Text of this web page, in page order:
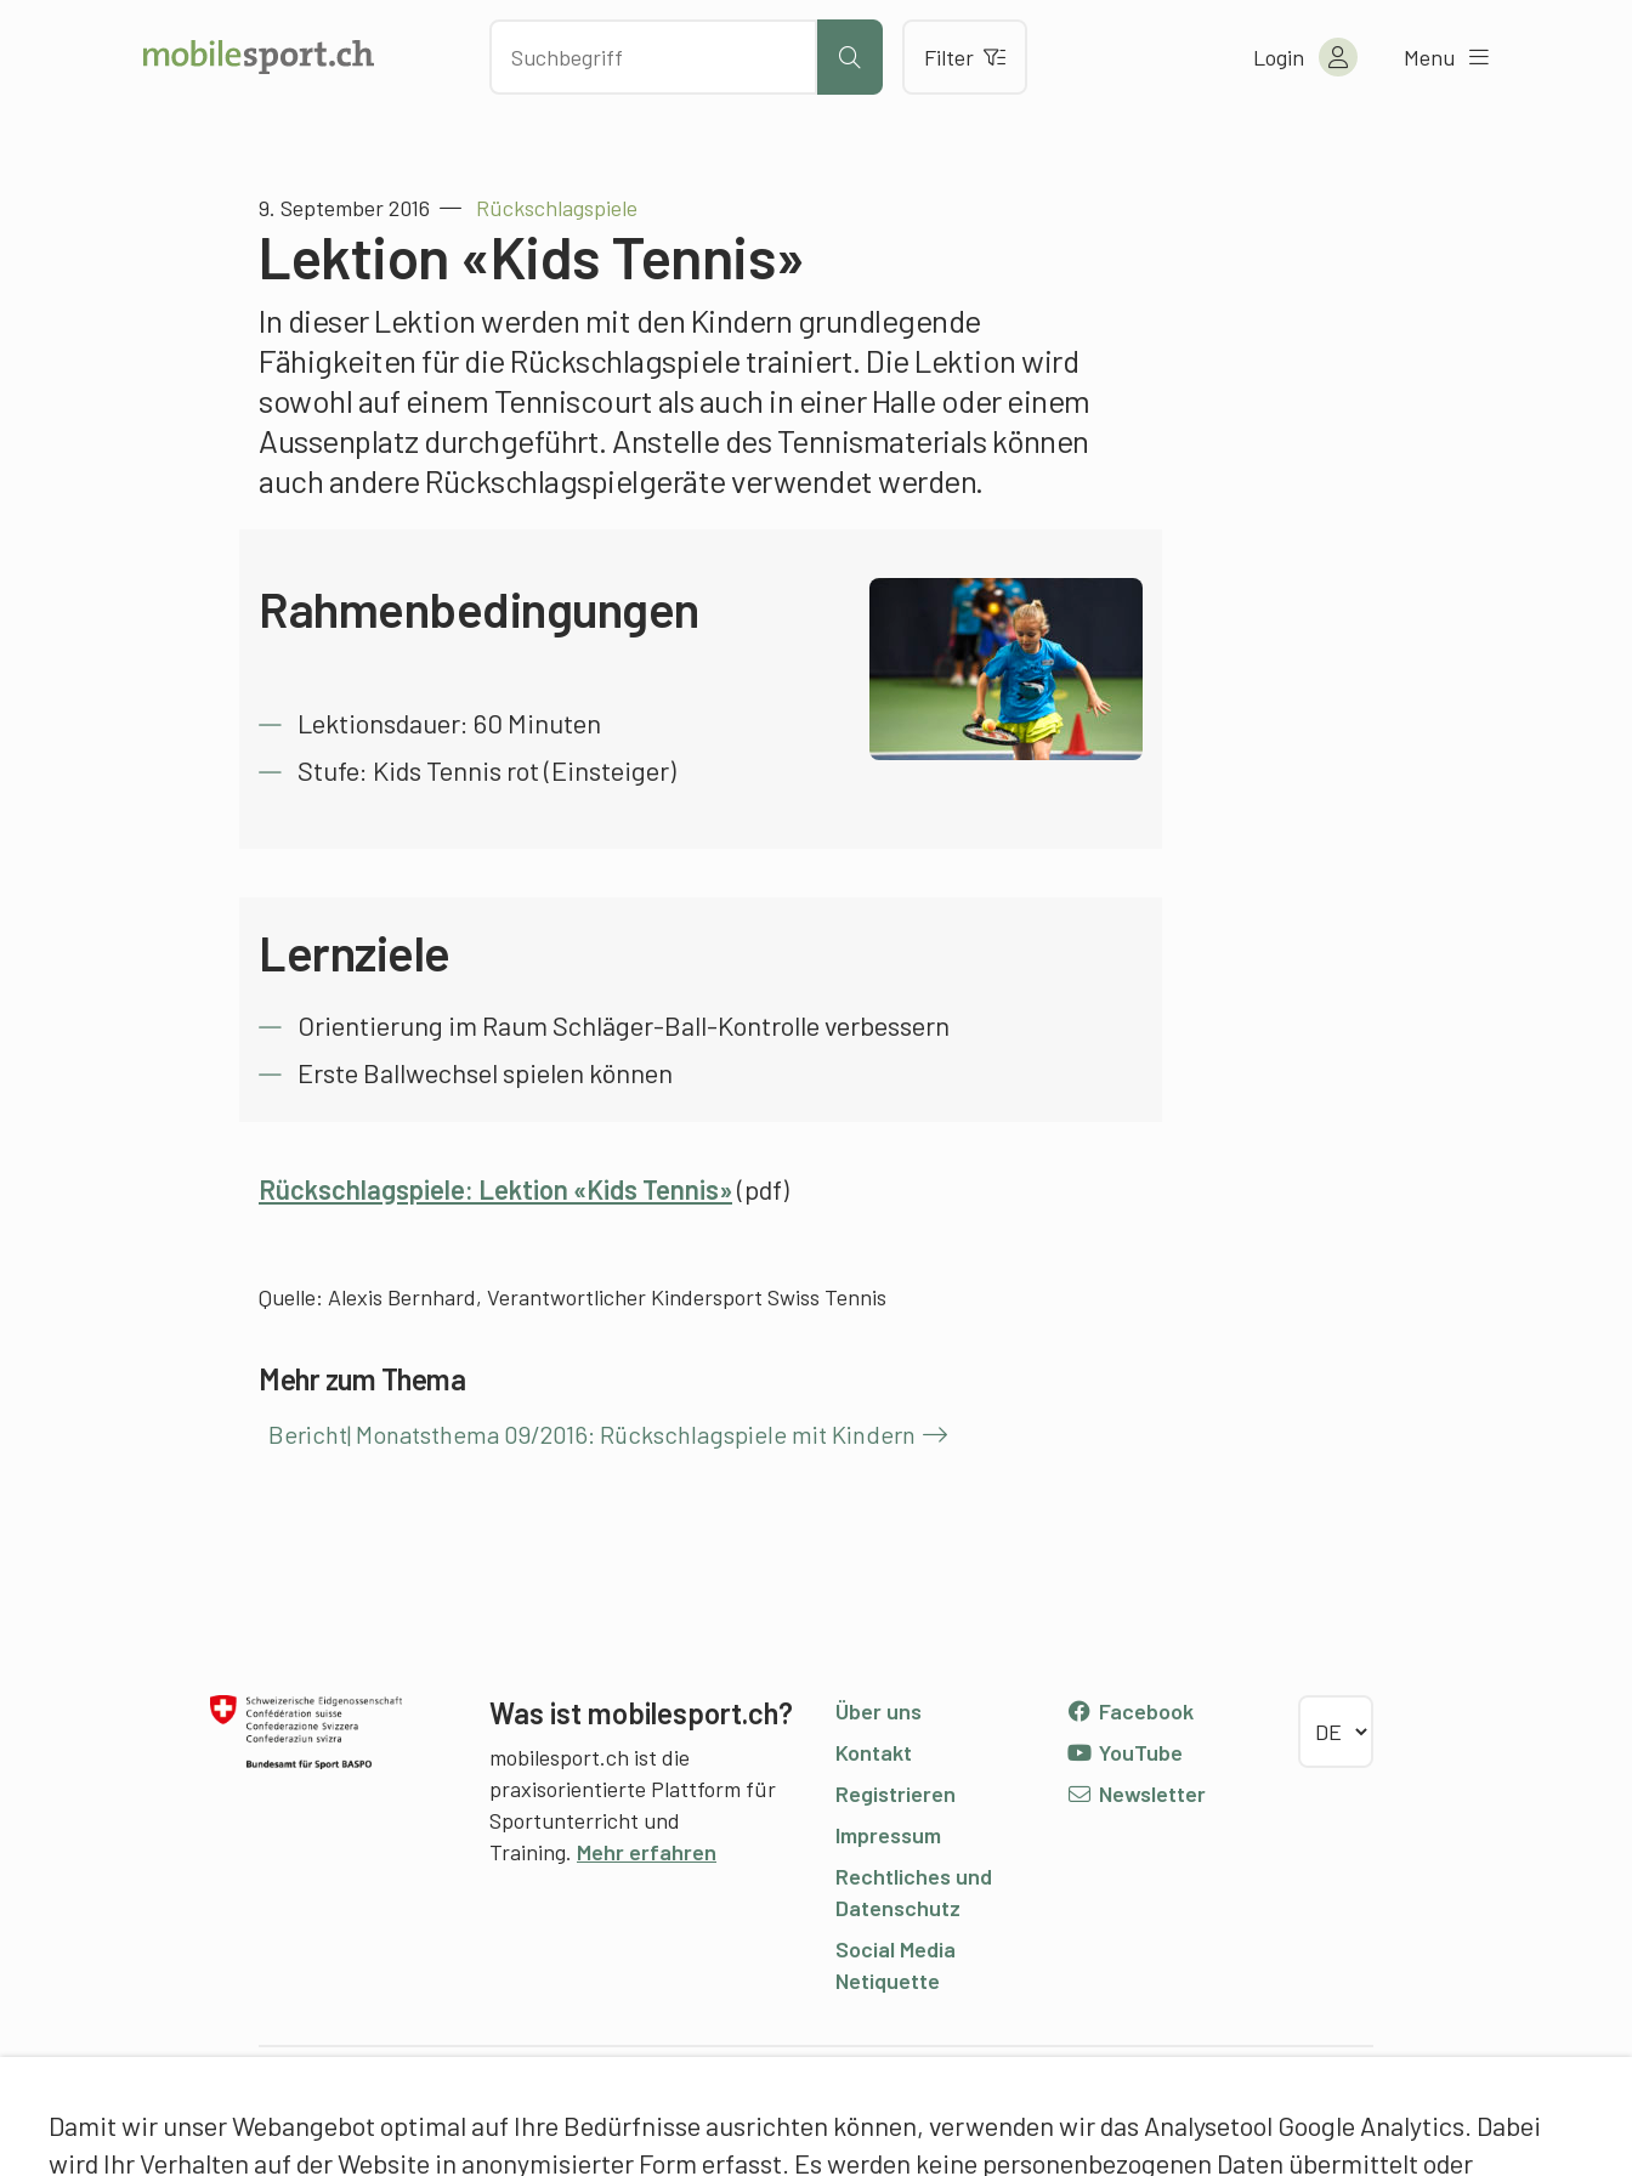
Damit wir unser Webangebot optimal auf Ihre Bedürfnisse ausrichten können, verwenden wir das Analysetool Google Analytics. Dabei
wird Ihr Verhalten auf der Website in anonymisierter Form erfasst. Es werden keine personenbezogenen Daten übermittelt oder
Filter Login Menu
9. September 2016 Rückschlagspiele
Lektion «Kids Tennis»
In dieser Lektion werden mit den Kindern grundlegende
Fähigkeiten für die Rückschlagspiele trainiert. Die Lektion wird
sowohl auf einem Tenniscourt als auch in einer Halle oder einem
Aussenplatz durchgeführt. Anstelle des Tennismaterials können
auch andere Rückschlagspielgeräte verwendet werden.
Rahmenbedingungen
Lektionsdauer: 60 Minuten
Stufe: Kids Tennis rot (Einsteiger)
Lernziele
Orientierung im Raum Schläger-Ball-Kontrolle verbessern
Erste Ballwechsel spielen können
Rückschlagspiele: Lektion «Kids Tennis»(pdf)
Quelle: Alexis Bernhard, Verantwortlicher Kindersport Swiss Tennis
Mehr zum Thema
Bericht| Monatsthema 09/2016: Rückschlagspiele mit Kindern
Was ist mobilesport.ch?
mobilesport.ch ist die
praxisorientierte Plattform für
Sportunterricht und
Training. Mehr erfahren
Über uns
Kontakt
Registrieren
Impressum
Rechtliches und
Datenschutz
Social Media
Netiquette
Facebook
YouTube
Newsletter
Eidgenössische Hochschule